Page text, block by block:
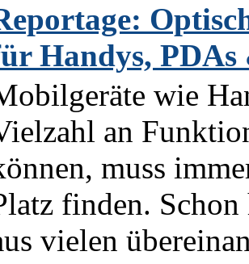
Handys, PDAs
wie
an
muss
finden. Schon
vielen